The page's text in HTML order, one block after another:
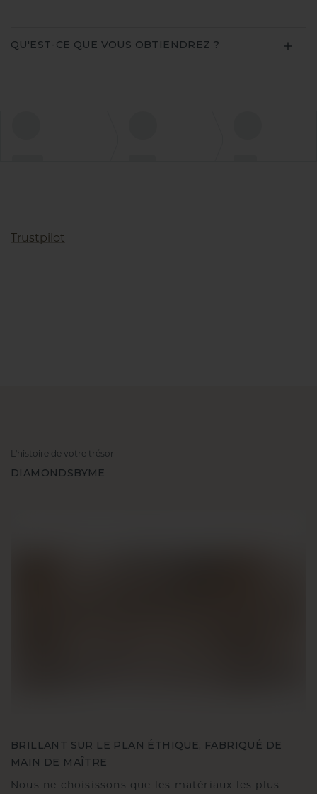
QU'EST-CE QUE VOUS OBTIENDREZ ?
Trustpilot
L'histoire de votre trésor
DIAMONDSBYME
BRILLANT SUR LE PLAN ÉTHIQUE, FABRIQUÉ DE
MAIN DE MAÎTRE
Nous ne choisissons que les matériaux les plus